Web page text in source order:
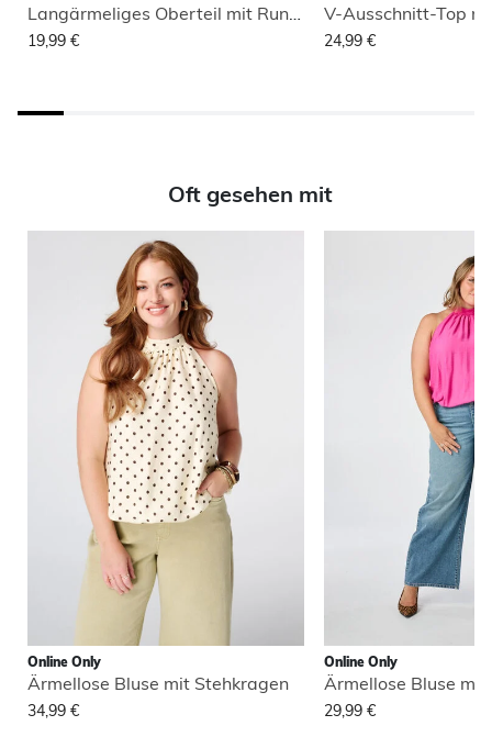
19,99 €
V-Ausschnitt-Top
24,99 €
Oft gesehen mit
Online Only
Ärmellose Bluse mit Stehkragen
34,99 €
Online Only
Ärmellose Bluse
29,99 €